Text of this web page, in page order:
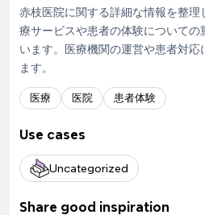
赤枝医院に関する詳細な情報を整理
療サービスや患者の体験についての
います。医療機関の運営や患者対
ます。
医療 医院 患者体験
Use cases
Uncategorized
Share good inspiration